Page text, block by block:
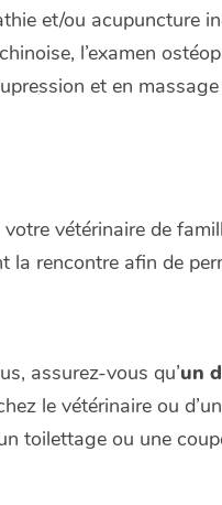
et/ou acupuncture
l’examen
et en
votre vétérinaire de
la rencontre afin de
assurez-vous qu’un
le vétérinaire ou
toilettage ou une